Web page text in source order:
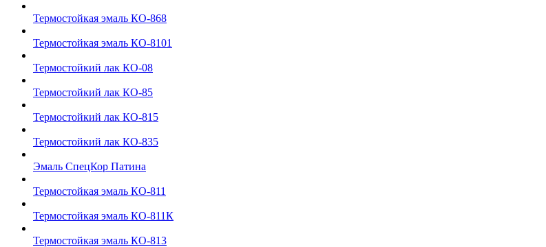
Термостойкая эмаль КО-868
Термостойкая эмаль КО-8101
Термостойкий лак КО-08
Термостойкий лак КО-85
Термостойкий лак КО-815
Термостойкий лак КО-835
Эмаль СпецКор Патина
Термостойкая эмаль КО-811
Термостойкая эмаль КО-811К
Термостойкая эмаль КО-813